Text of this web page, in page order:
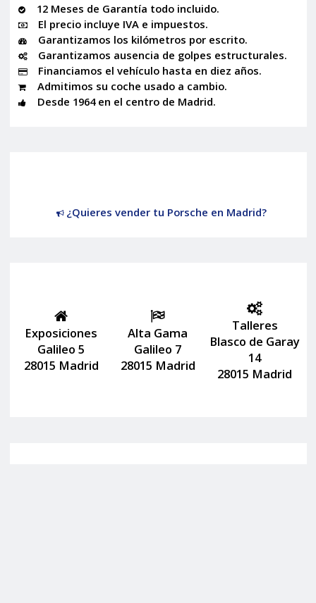
12 Meses de Garantía todo incluido.
El precio incluye IVA e impuestos.
Garantizamos los kilómetros por escrito.
Garantizamos ausencia de golpes estructurales.
Financiamos el vehículo hasta en diez años.
Admitimos su coche usado a cambio.
Desde 1964 en el centro de Madrid.
¿Quieres vender tu Porsche en Madrid?
Exposiciones
Galileo 5
28015 Madrid
Alta Gama
Galileo 7
28015 Madrid
Talleres
Blasco de Garay
14
28015 Madrid